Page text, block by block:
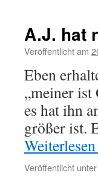
A.J. hat
Veröffentlicht am
Eben
„meiner ist
es hat ihn
größer ist.
Weiterlesen
Veröffentlicht unter